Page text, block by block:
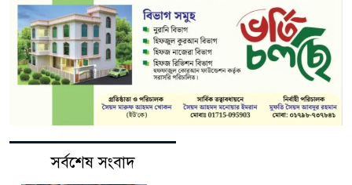
সর্বশেষ সংবাদ